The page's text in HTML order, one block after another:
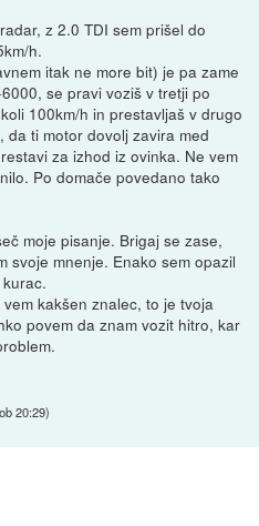
z 2.0 TDI sem prišel do
h.
itak ne more bit) je pa zame
se pravi voziš v tretji po
100km/h in prestavljaš v drugo
da ti motor dovolj zavira med
za izhod iz ovinka. Ne vem
Po domače povedano tako
moje pisanje. Brigaj se zase,
svoje mnenje. Enako sem opazil
kakšen znalec, to je tvoja
povem da znam vozit hitro, kar
20:29)